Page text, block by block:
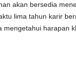
akan bersedia
lima tahun karir
mengetahui harapan